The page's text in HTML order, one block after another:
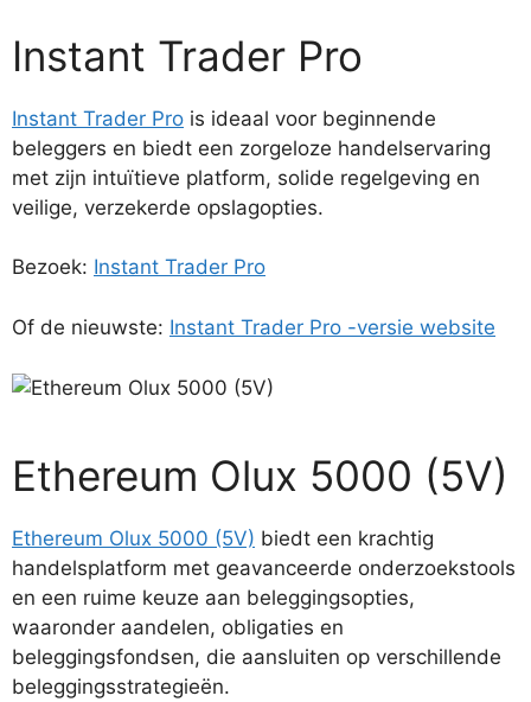
Instant Trader Pro
Instant Trader Pro is ideaal voor beginnende
beleggers en biedt een zorgeloze handelservaring
met zijn intuïtieve platform, solide regelgeving en
veilige, verzekerde opslagopties.
Bezoek: Instant Trader Pro
Of de nieuwste: Instant Trader Pro -versie website
Ethereum Olux 5000 (5V)
Ethereum Olux 5000 (5V) biedt een krachtig
handelsplatform met geavanceerde onderzoekstools
en een ruime keuze aan beleggingsopties,
waaronder aandelen, obligaties en
beleggingsfondsen, die aansluiten op verschillende
beleggingsstrategieën.